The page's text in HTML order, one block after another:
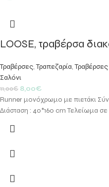
LOOSE, τραβέρσα
Τραβέρσες, Τραπεζαρία,
Σαλόνι
11,00€ 8,00€
Runner μονόχρωμο με πιετάκι
Διάσταση : 40*160 cm Τελείωμα σε